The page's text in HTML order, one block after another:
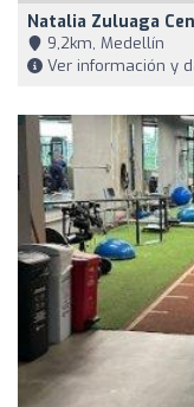
Natalia Zuluaga
9,2km, Medellín
Ver información y